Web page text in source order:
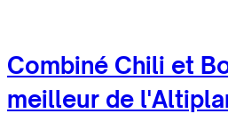
Combiné Chili et
meilleur de